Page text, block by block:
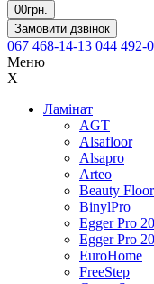
00грн.
Замовити дзвінок
067 468-14-13 044 492-
Меню
X
Ламінат
AGT
Alsafloor
Alsapro
Arteo
Beauty Floor
BinylPro
Egger Pro
Egger Pro
EuroHome
FreeStep